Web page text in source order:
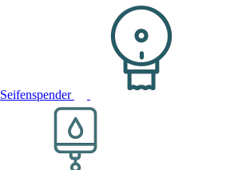
Seifenspender